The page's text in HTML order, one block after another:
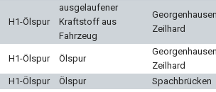
H1-Ölspur
ausgelaufener
Kraftstoff aus
Fahrzeug
Zeilhard
H1-Ölspur Ölspur
Zeilhard
H1-Ölspur Ölspur Spachbrücken